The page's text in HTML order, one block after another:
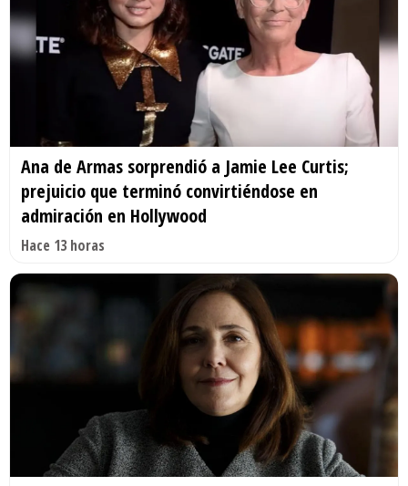
Ana de Armas sorprendió a Jamie Lee Curtis;
prejuicio que terminó convirtiéndose en
admiración en Hollywood
Hace 13 horas